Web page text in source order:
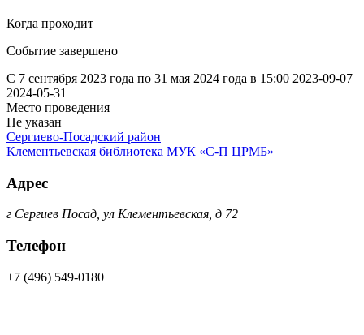
Когда проходит
Событие завершено
С 7 сентября 2023 года по 31 мая 2024 года в 15:00 2023-09-07
2024-05-31
Место проведения
Не указан
Сергиево-Посадский район
Клементьевская библиотека МУК «С-П ЦРМБ»
Адрес
г Сергиев Посад, ул Клементьевская, д 72
Телефон
+7 (496) 549-0180